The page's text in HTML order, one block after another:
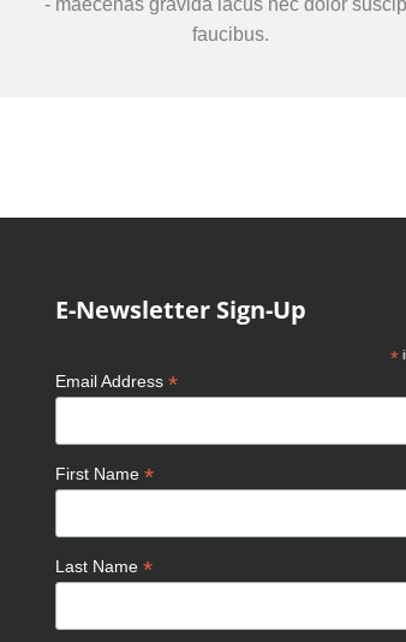
- maecenas gravida lacus nec dolor
faucibus.
E-Newsletter Sign-Up
*
Email Address*
First Name*
Last Name*